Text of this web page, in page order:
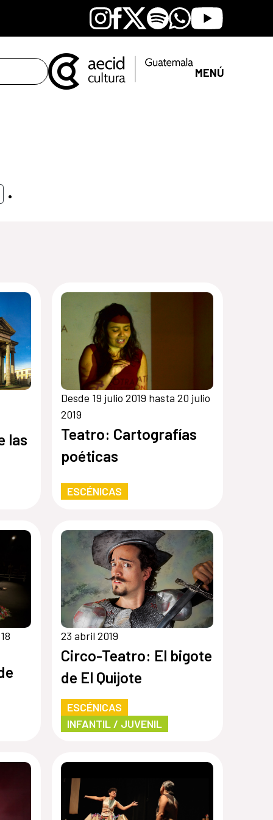
Instagram
Facebook
X SpotifyWhatsapp
Youtube
MENÚ
.
las
Desde 19 julio 2019 hasta 20 julio
2019
Teatro: Cartografías
poéticas
ESCÉNICAS
23 abril 2019
Circo-Teatro: El bigote
de El Quijote
ESCÉNICAS
INFANTIL / JUVENIL